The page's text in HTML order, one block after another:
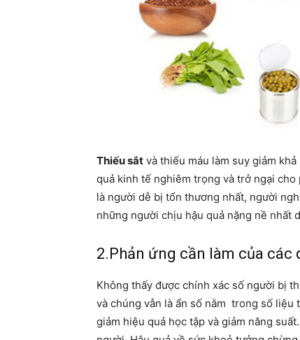
Thiếu sắt và thiếu máu làm suy giảm
quả kinh tế nghiêm trọng và trở ngại
là người dễ bị tổn thương nhất, người
những người chịu hậu quả nặng nề nhất
2.Phản ứng cần làm của các
Không thấy được chính xác số người bị
và chúng vẫn là ẩn số nằm trong số liệu
giảm hiệu quả học tập và giảm năng